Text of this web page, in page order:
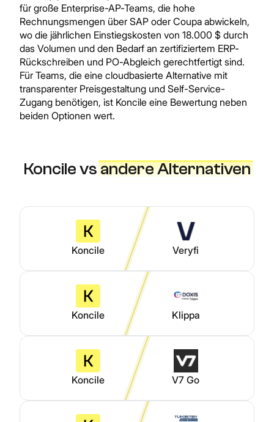
für große Enterprise-AP-Teams, die hohe
Rechnungsmengen über SAP oder Coupa abwickeln,
wo die jährlichen Einstiegskosten von 18.000 $ durch
das Volumen und den Bedarf an zertifiziertem ERP-
Rückschreiben und PO-Abgleich gerechtfertigt sind.
Für Teams, die eine cloudbasierte Alternative mit
transparenter Preisgestaltung und Self-Service-
Zugang benötigen, ist Koncile eine Bewertung neben
beiden Optionen wert.
Koncile vsandere Alternativen
Koncile Veryfi
Koncile Klippa
Koncile V7 Go